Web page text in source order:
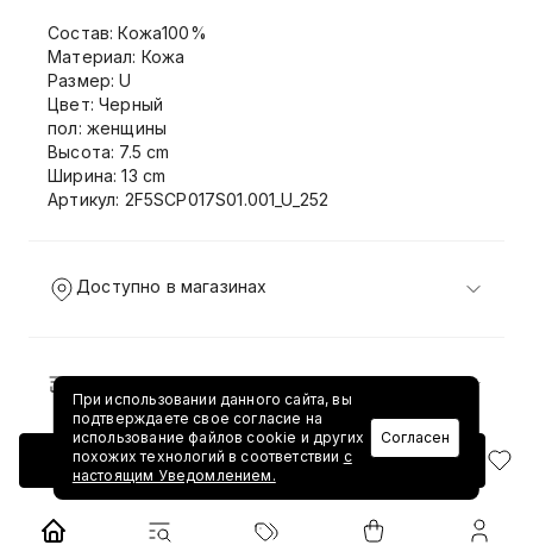
Добавить в корзину
Состав: Кожа100%
Материал: Кожа
Размер: U
Цвет: Черный
пол: женщины
Высота: 7.5 cm
Ширина: 13 cm
Артикул: 2F5SCP017S01.001_U_252
Доступно в магазинах
Доставка и возврат
При использовании данного сайта, вы
подтверждаете свое согласие на
использование файлов cookie и других
похожих технологий в соответствии с
настоящим Уведомлением.
Согласен